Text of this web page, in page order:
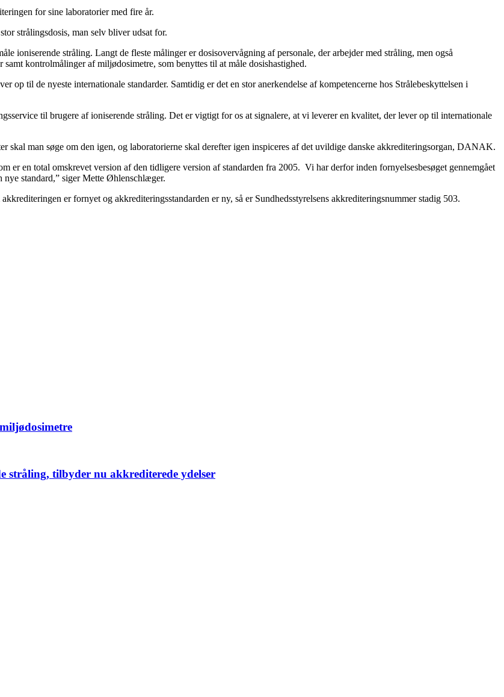
for sine laboratorier med fire år.
strålingsdosis, man selv bliver udsat for.
ioniserende stråling. Langt de fleste målinger er dosisovervågning af personale, der arbejder med stråling, men også
kontrolmålinger af miljødosimetre, som benyttes til at måle dosishastighed.
til de nyeste internationale standarder. Samtidig er det en stor anerkendelse af kompetencerne hos Strålebeskyttelsen i
til brugere af ioniserende stråling. Det er vigtigt for os at signalere, at vi leverer en kvalitet, der lever op til internationale
skal man søge om den igen, og laboratorierne skal derefter igen inspiceres af det uvildige danske akkrediteringsorgan, DANAK.
er en total omskrevet version af den tidligere version af standarden fra 2005. Vi har derfor inden fornyelsesbesøget gennemgået
standard,” siger Mette Øhlenschlæger.
er fornyet og akkrediteringsstandarden er ny, så er Sundhedsstyrelsens akkrediteringsnummer stadig 503.
stråling, tilbyder nu akkrediterede ydelser